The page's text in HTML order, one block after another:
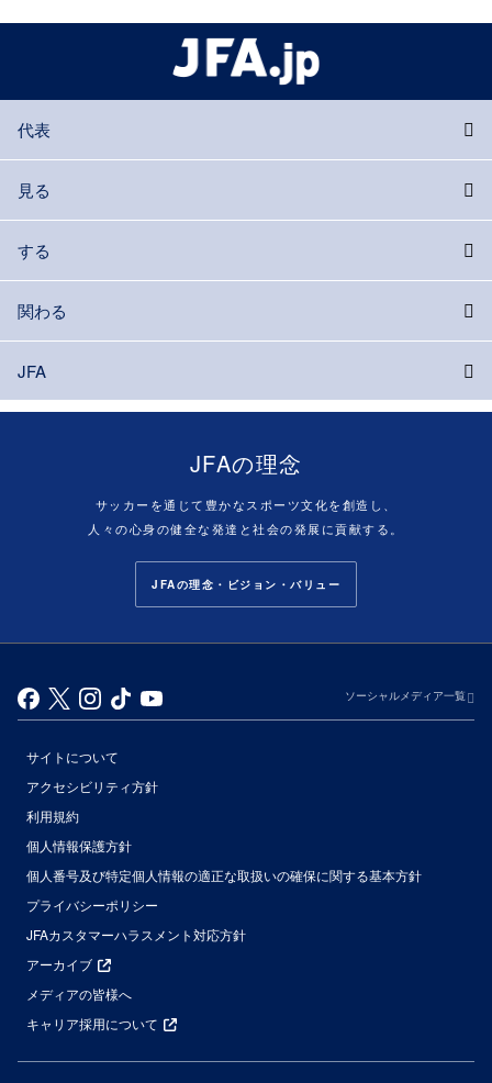
代表
見る
する
関わる
JFA
JFAの理念
サッカーを通じて豊かなスポーツ文化を創造し、
人々の心身の健全な発達と社会の発展に貢献する。
JFAの理念・ビジョン・バリュー
ソーシャルメディア一覧
サイトについて
アクセシビリティ方針
利用規約
個人情報保護方針
個人番号及び特定個人情報の適正な取扱いの確保に関する基本方針
プライバシーポリシー
JFAカスタマーハラスメント対応方針
アーカイブ
メディアの皆様へ
キャリア採用について